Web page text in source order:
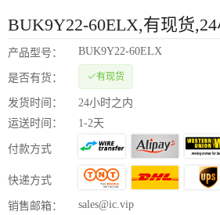
BUK9Y22-60ELX,有现货
产品型号： BUK9Y22-60ELX
是否有货： 有现货
发货时间：
24小时之内
运送时间：
1-2天
付款方式
快递方式
销售邮箱：
sales@ic.vip